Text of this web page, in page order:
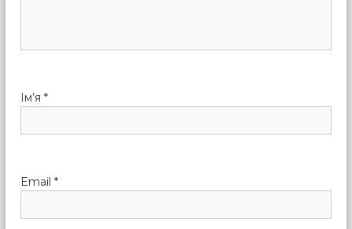
Ім’я*
Email*